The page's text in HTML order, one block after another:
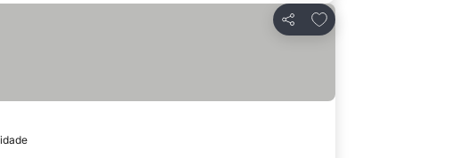
Partilhar
Adicionar aos favoritos